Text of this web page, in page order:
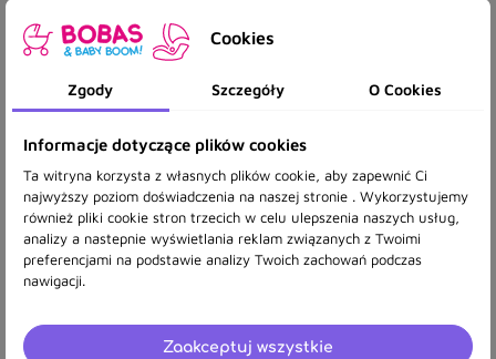
BONJOUR BAMBUSOWY KOKON GĄSKI
269,00 zł
Cookies
Zgody Szczegóły O Cookies
Informacje dotyczące plików cookies
Ta witryna korzysta z własnych plików cookie, aby zapewnić Ci
najwyższy poziom doświadczenia na naszej stronie . Wykorzystujemy
również pliki cookie stron trzecich w celu ulepszenia naszych usług,
analizy a nastepnie wyświetlania reklam związanych z Twoimi
preferencjami na podstawie analizy Twoich zachowań podczas
nawigacji.
Zaakceptuj wszystkie